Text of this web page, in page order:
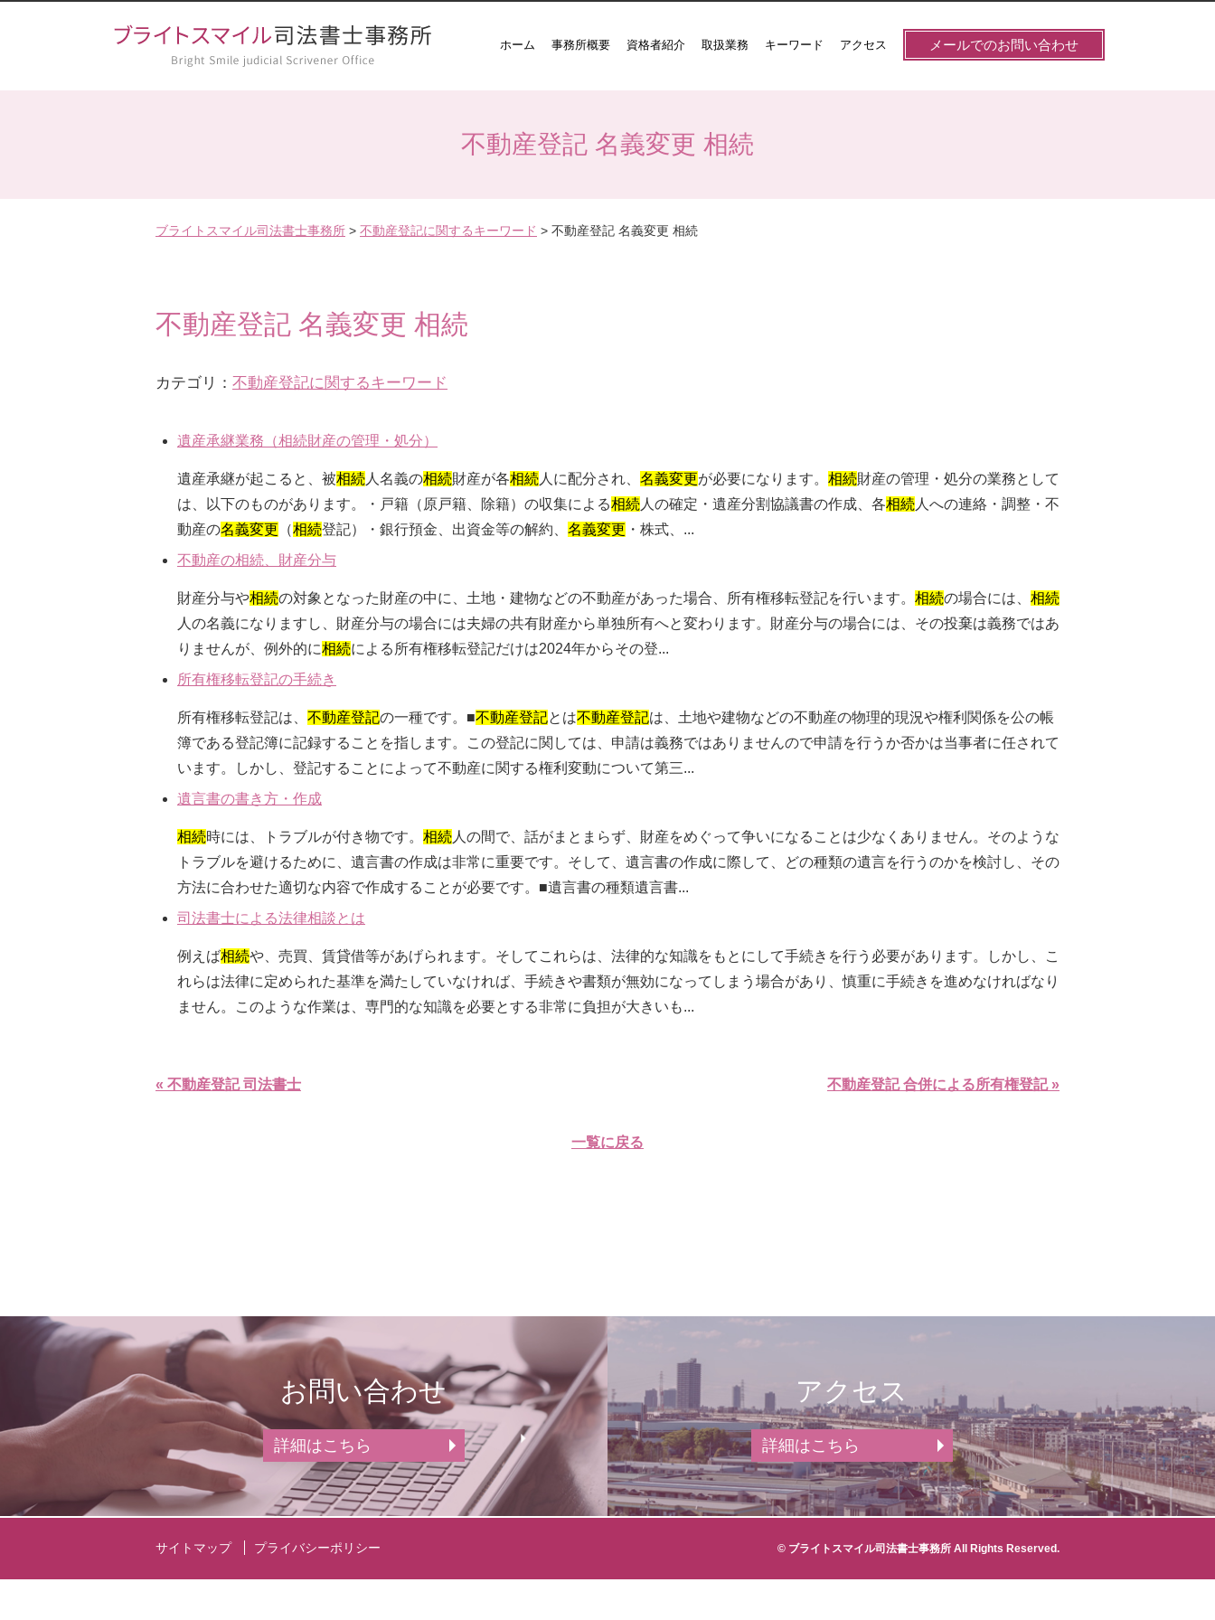
ホーム 事務所概要 資格者紹介 取扱業務 キーワード アクセス メールでのお問い合わせ
不動産登記 名義変更 相続
ブライトスマイル司法書士事務所 > 不動産登記に関するキーワード > 不動産登記 名義変更 相続
不動産登記 名義変更 相続
カテゴリ： 不動産登記に関するキーワード
遺産承継業務（相続財産の管理・処分）
遺産承継が起こると、被相続 人名義の相続財産が各相続 人に配分され、 名義変更が必要になります。 相続財産の管理・処分の業務として
は、以下のものがあります。・戸籍（原戸籍、除籍）の収集による相続 人の確定・遺産分割協議書の作成、各相続 人への連絡・調整・不
動産の名義変更 （相続登記）・銀行預金、出資金等の解約、 名義変更 ・株式、...
不動産の相続、財産分与
財産分与や相続の対象となった財産の中に、土地・建物などの不動産があった場合、所有権移転登記を行います。 相続の場合には、 相続
人の名義になりますし、財産分与の場合には夫婦の共有財産から単独所有へと変わります。財産分与の場合には、その投棄は義務ではあ
りませんが、例外的に相続による所有権移転登記だけは2024年からその登...
所有権移転登記の手続き
所有権移転登記は、 不動産登記の一種です。■不動産登記とは不動産登記は、土地や建物などの不動産の物理的現況や権利関係を公の帳
簿である登記簿に記録することを指します。この登記に関しては、申請は義務ではありませんので申請を行うか否かは当事者に任されて
います。しかし、登記することによって不動産に関する権利変動について第三...
遺言書の書き方・作成
相続時には、トラブルが付き物です。 相続 人の間で、話がまとまらず、財産をめぐって争いになることは少なくありません。そのような
トラブルを避けるために、遺言書の作成は非常に重要です。そして、遺言書の作成に際して、どの種類の遺言を行うのかを検討し、その
方法に合わせた適切な内容で作成することが必要です。■遺言書の種類遺言書...
司法書士による法律相談とは
例えば相続や、売買、賃貸借等があげられます。そしてこれらは、法律的な知識をもとにして手続きを行う必要があります。しかし、こ
れらは法律に定められた基準を満たしていなければ、手続きや書類が無効になってしまう場合があり、慎重に手続きを進めなければなり
ません。このような作業は、専門的な知識を必要とする非常に負担が大きいも...
« 不動産登記 司法書士 不動産登記 合併による所有権登記 »
一覧に戻る
お問い合わせ
詳細はこちら
アクセス
詳細はこちら
サイトマップ プライバシーポリシー © ブライトスマイル司法書士事務所 All Rights Reserved.